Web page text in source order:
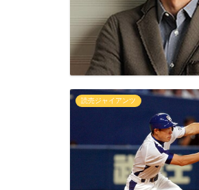
読売ジャイアンツ